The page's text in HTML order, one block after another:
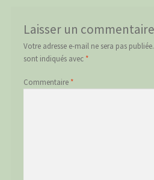
Laisser un commentaire
Votre adresse e-mail ne sera pas publiée.
sont indiqués avec *
Commentaire *